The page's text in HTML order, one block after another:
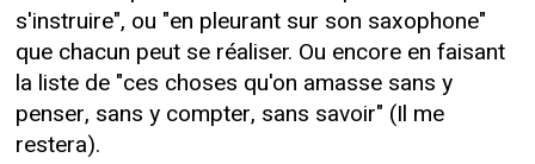
s'instruire", ou "en pleurant sur son saxophone"
que chacun peut se réaliser. Ou encore en faisant
la liste de "ces choses qu'on amasse sans y
penser, sans y compter, sans savoir" (Il me
restera).